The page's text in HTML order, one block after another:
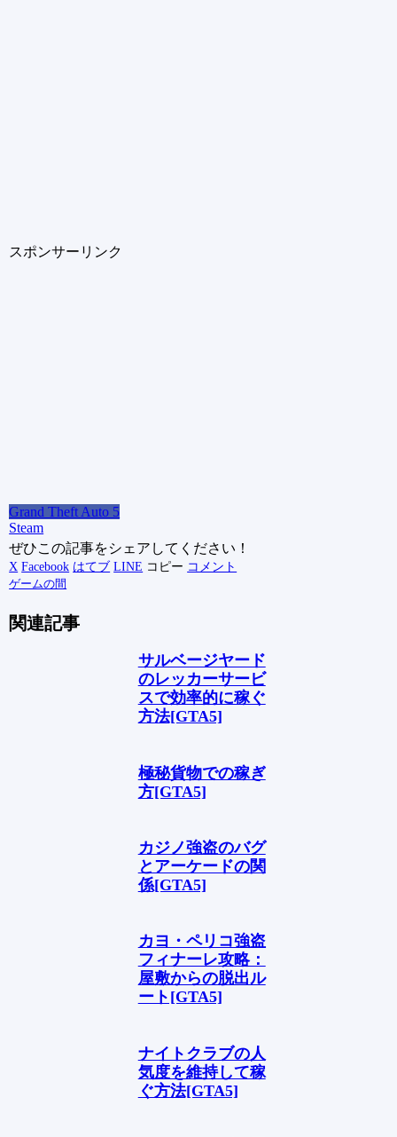
スポンサーリンク
Grand Theft Auto 5
Steam
ぜひこの記事をシェアしてください！
X Facebook はてブ LINE コピー コメント
ゲームの間
関連記事
サルベージヤード
のレッカーサービ
スで効率的に稼ぐ
方法[GTA5]
極秘貨物での稼ぎ
方[GTA5]
カジノ強盗のバグ
とアーケードの関
係[GTA5]
カヨ・ペリコ強盗
フィナーレ攻略：
屋敷からの脱出ル
ート[GTA5]
ナイトクラブの人
気度を維持して稼
ぐ方法[GTA5]